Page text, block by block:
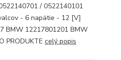
/ 0522140101
- 6 napätie - 12 [V]
BMW 12217801201 BMW
PRODUKTE celý popis